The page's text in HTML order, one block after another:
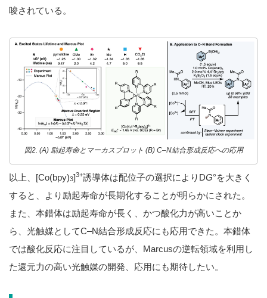
唆されている。
図2. (A) 励起寿命とマーカスプロット (B) C–N結合形成反応への応用
以上、[Co(bpy)3]3+誘導体は配位子の選択によりDG°を大きく
すると、より励起寿命が長期化することが明らかにされた。
また、本錯体は励起寿命が長く、かつ酸化力が高いことか
ら、光触媒としてC–N結合形成反応にも応用できた。本錯体
では酸化反応に注目しているが、Marcusの逆転領域を利用し
た還元力の高い光触媒の開発、応用にも期待したい。